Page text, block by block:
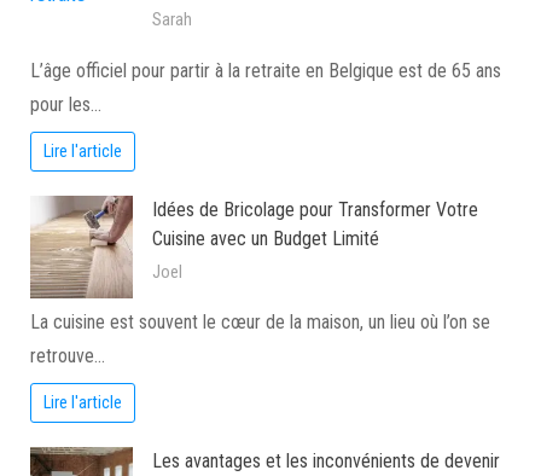
Sarah
L’âge officiel pour partir à la retraite en Belgique est de 65 ans
pour les…
Lire l'article
Idées de Bricolage pour Transformer Votre
Cuisine avec un Budget Limité
Joel
La cuisine est souvent le cœur de la maison, un lieu où l’on se
retrouve…
Lire l'article
Les avantages et les inconvénients de devenir